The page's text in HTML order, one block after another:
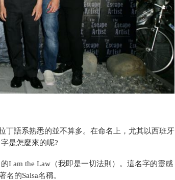
丁語系熟悉的並不算多。在命名上，尤其以西班牙
是怎麼來的呢?
I am the Law（我即是一切法則）。這名字的靈感
名的Salsa名稱。